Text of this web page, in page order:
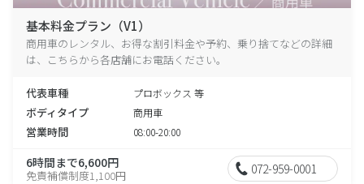
基本料金プラン（V1）
商用車のレンタル、お得な割引料金や予約、乗り捨てなどの詳細
は、こちらから各店舗にお電話ください。
代表車種 プロボックス 等
ボディタイプ 商用車
営業時間 08:00-20:00
6時間まで6,600円
免責補償制度1,100円 072-959-0001